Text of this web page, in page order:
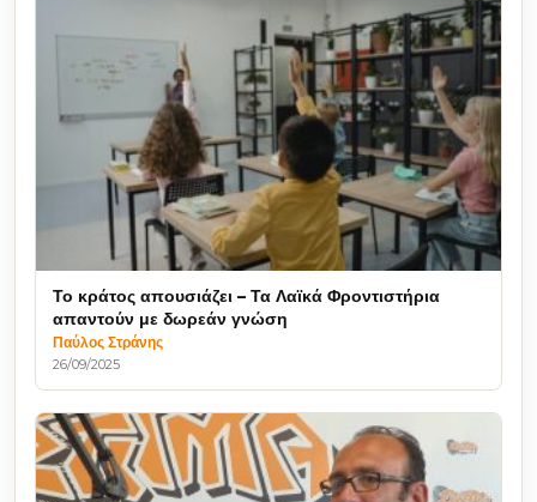
Το κράτος απουσιάζει – Τα Λαϊκά Φροντιστήρια
απαντούν με δωρεάν γνώση
Παύλος Στράνης
26/09/2025